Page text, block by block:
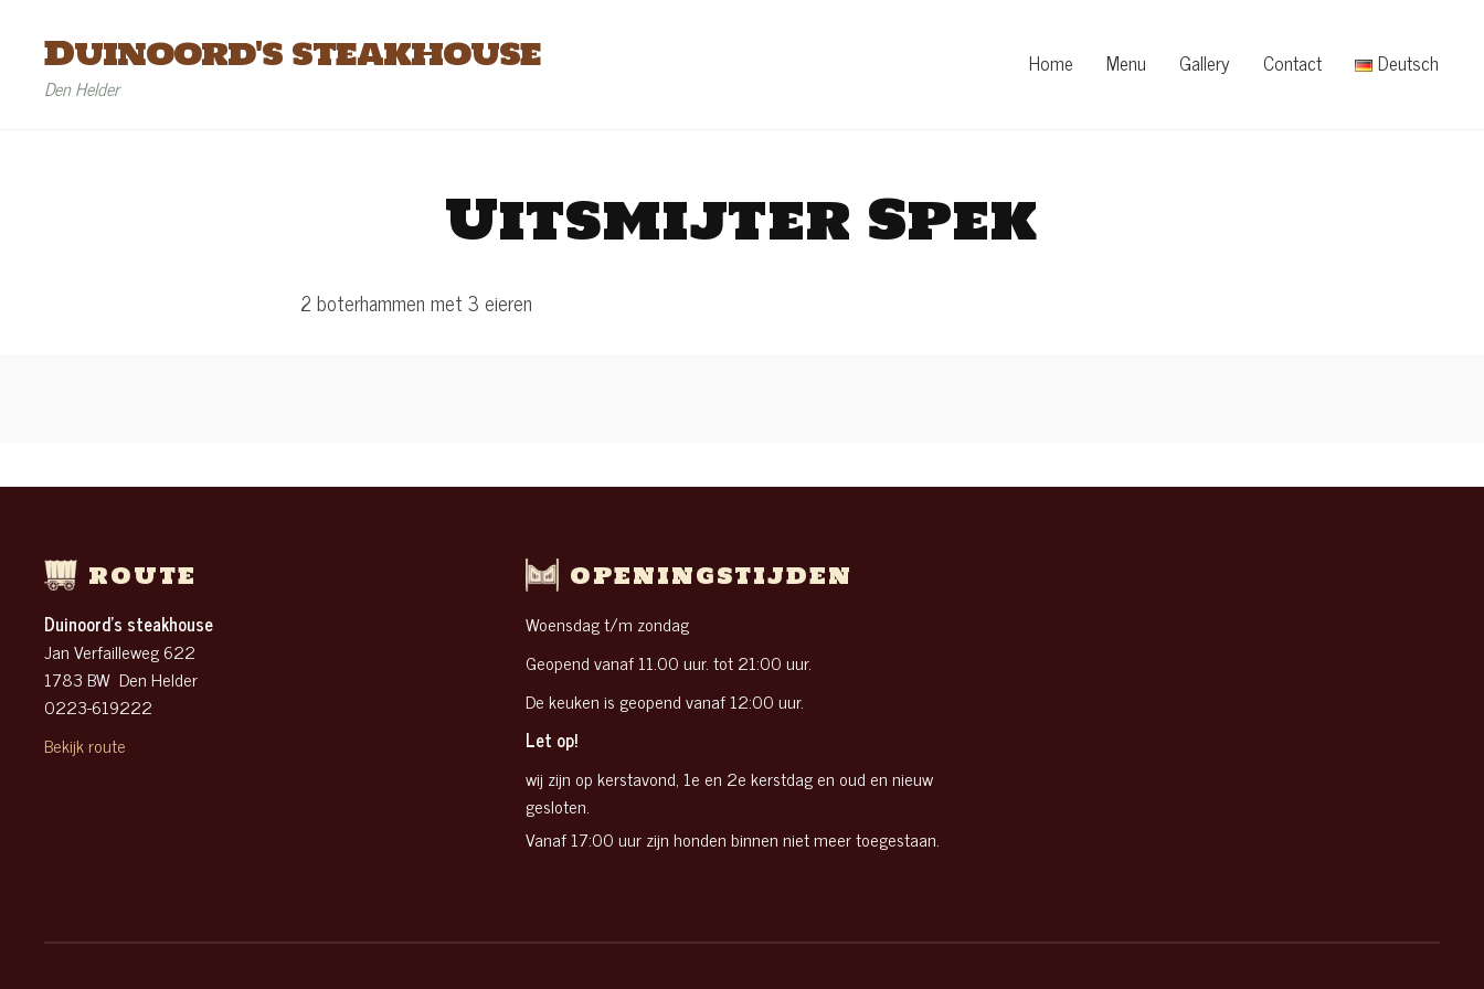
Duinoord's steakhouse
Den Helder
Home Menu Gallery Contact Deutsch
Uitsmijter Spek
2 boterhammen met 3 eieren
ROUTE
Duinoord’s steakhouse
Jan Verfailleweg 622
1783 BW Den Helder
0223-619222
Bekijk route
OPENINGSTIJDEN
Woensdag t/m zondag
Geopend vanaf 11.00 uur. tot 21:00 uur.
De keuken is geopend vanaf 12:00 uur.
Let op!
wij zijn op kerstavond, 1e en 2e kerstdag en oud en nieuw
gesloten.
Vanaf 17:00 uur zijn honden binnen niet meer toegestaan.